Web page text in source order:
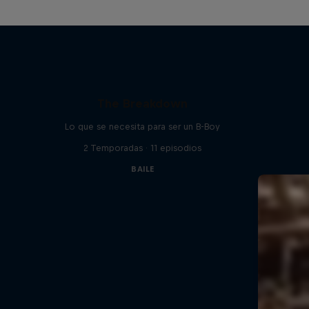
Lo que se necesita para ser un B-Boy
2 Temporadas · 11 episodios
BAILE